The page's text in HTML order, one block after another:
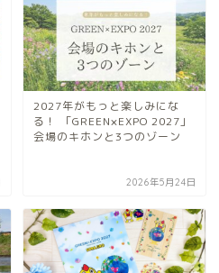
2027年がもっと楽しみにな
る！ 「GREEN×EXPO 2027」
会場のキホンと3つのゾーン
2026年5月24日